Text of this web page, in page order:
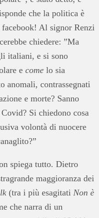
che la politica è
facebook! Al signor Renzi
chiedere: ”Ma
italiani, e si sono
e come lo sia
anomali, contrassegnati
e morte? Sanno
Si chiedono cosa
volontà di nuocere
spiega tutto. Dietro
maggioranza dei
(tra i più esagitati Non è
che narra di un